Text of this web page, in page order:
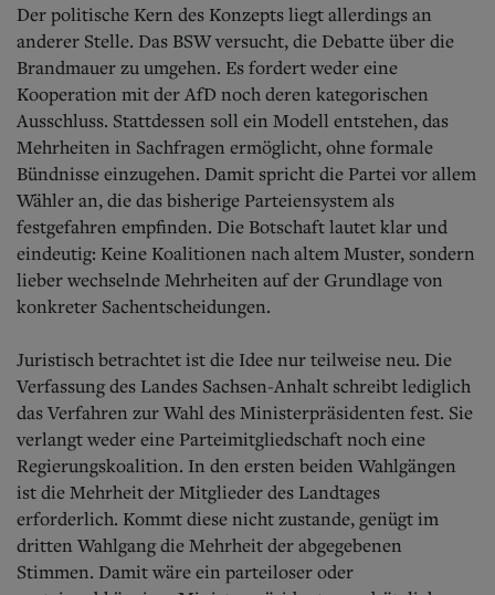
Der politische Kern des Konzepts liegt allerdings an
anderer Stelle. Das BSW versucht, die Debatte über die
Brandmauer zu umgehen. Es fordert weder eine
Kooperation mit der AfD noch deren kategorischen
Ausschluss. Stattdessen soll ein Modell entstehen, das
Mehrheiten in Sachfragen ermöglicht, ohne formale
Bündnisse einzugehen. Damit spricht die Partei vor allem
Wähler an, die das bisherige Parteiensystem als
festgefahren empfinden. Die Botschaft lautet klar und
eindeutig: Keine Koalitionen nach altem Muster, sondern
lieber wechselnde Mehrheiten auf der Grundlage von
konkreter Sachentscheidungen.
Juristisch betrachtet ist die Idee nur teilweise neu. Die
Verfassung des Landes Sachsen-Anhalt schreibt lediglich
das Verfahren zur Wahl des Ministerpräsidenten fest. Sie
verlangt weder eine Parteimitgliedschaft noch eine
Regierungskoalition. In den ersten beiden Wahlgängen
ist die Mehrheit der Mitglieder des Landtages
erforderlich. Kommt diese nicht zustande, genügt im
dritten Wahlgang die Mehrheit der abgegebenen
Stimmen. Damit wäre ein parteiloser oder